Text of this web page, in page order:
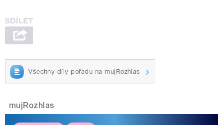
Všechny díly pořadu na mujRozhlas
mujRozhlas